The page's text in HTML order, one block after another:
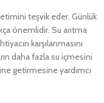
teşvik eder. Günlük
önemlidir. Su arıtma
karşılanmasını
daha fazla su içmesini
getirmesine yardımcı